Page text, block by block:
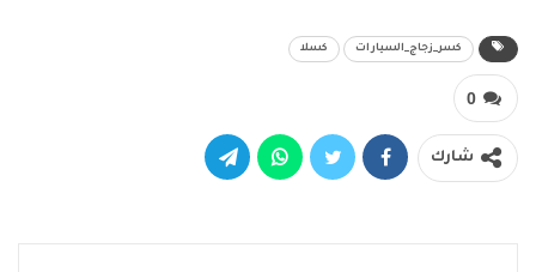
كسر_زجاج_السيارات كسلا
0
شارك